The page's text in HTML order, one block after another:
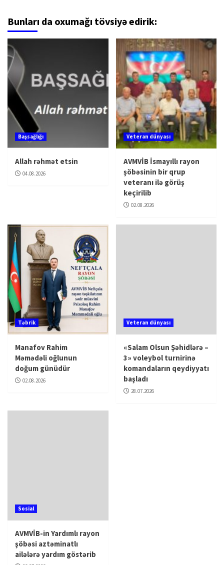
Bunları da oxumağı tövsiyə edirik:
Başsağlığı
Allah rəhmət etsin
04.08.2026
Veteran dünyası
AVMVİB İsmayıllı rayon
şöbəsinin bir qrup
veteranı ilə görüş
keçirilib
02.08.2026
Təbrik
Manafov Rahim
Məmədəli oğlunun
doğum günüdür
02.08.2026
Veteran dünyası
«Salam Olsun Şəhidlərə –
3» voleybol turnirinə
komandaların qeydiyyatı
başladı
28.07.2026
Sosial
AVMVİB-in Yardımlı rayon
şöbəsi aztəminatlı
ailələrə yardım göstərib